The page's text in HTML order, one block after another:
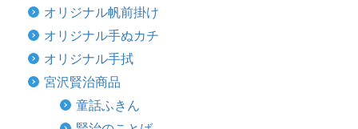
オリジナル帆前掛け
オリジナル手ぬカチ
オリジナル手拭
宮沢賢治商品
童話ふきん